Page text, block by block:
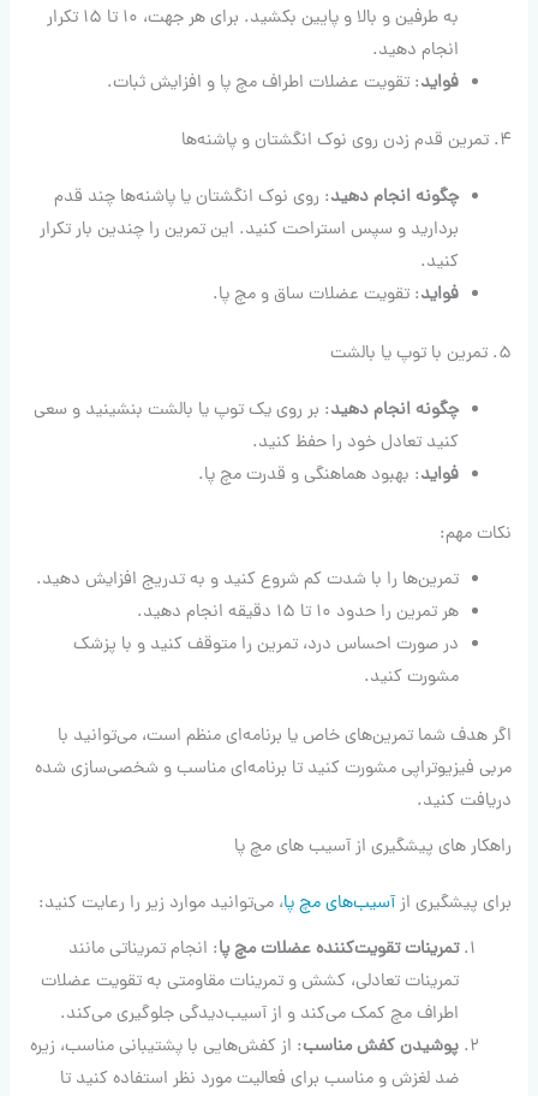
به طرفین و بالا و پایین بکشید. برای هر جهت، ۱۰ تا ۱۵ تکرار
انجام دهید.
فواید: تقویت عضلات اطراف مچ پا و افزایش ثبات.
۴. تمرین قدم زدن روی نوک انگشتان و پاشنه‌ها
چگونه انجام دهید: روی نوک انگشتان یا پاشنه‌ها چند قدم
بردارید و سپس استراحت کنید. این تمرین را چندین بار تکرار
کنید.
فواید: تقویت عضلات ساق و مچ پا.
۵. تمرین با توپ یا بالشت
چگونه انجام دهید: بر روی یک توپ یا بالشت بنشینید و سعی
کنید تعادل خود را حفظ کنید.
فواید: بهبود هماهنگی و قدرت مچ پا.
نکات مهم:
تمرین‌ها را با شدت کم شروع کنید و به تدریج افزایش دهید.
هر تمرین را حدود ۱۰ تا ۱۵ دقیقه انجام دهید.
در صورت احساس درد، تمرین را متوقف کنید و با پزشک
مشورت کنید.
اگر هدف شما تمرین‌های خاص یا برنامه‌ای منظم است، می‌توانید با
مربی فیزیوتراپی مشورت کنید تا برنامه‌ای مناسب و شخصی‌سازی شده
دریافت کنید.
راهکار های پیشگیری از آسیب های مچ پا
برای پیشگیری ازآسیب‌های مچ پا، می‌توانید موارد زیر را رعایت کنید:
تمرینات تقویت‌کننده عضلات مچ پا: انجام تمریناتی مانند
تمرینات تعادلی، کشش و تمرینات مقاومتی به تقویت عضلات
اطراف مچ کمک می‌کند و از آسیب‌دیدگی جلوگیری می‌کند.
پوشیدن کفش مناسب: از کفش‌هایی با پشتیبانی مناسب، زیره
ضد لغزش و مناسب برای فعالیت مورد نظر استفاده کنید تا